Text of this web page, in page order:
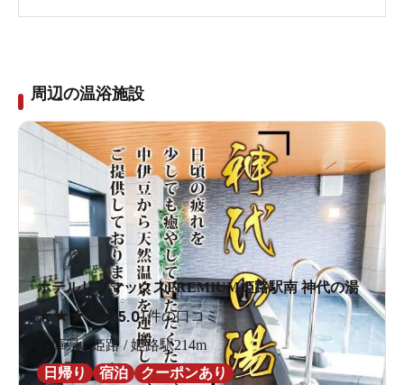
周辺の温浴施設
ホテルリブマックスPREMIUM姫路駅南 神代の湯
★★★★ ★ 5.01件の口コミ
兵庫県 / 姫路 / 姫路駅214m
日帰り
宿泊 クーポンあり